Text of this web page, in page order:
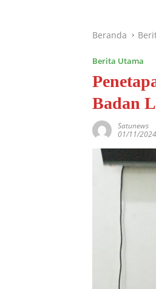
Beranda
Berita Utama
Badan
Satunews
01/11/2024